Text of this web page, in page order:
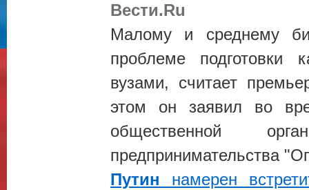
Вести.Ru
Малому и среднему
проблеме подготовки
вузами, считает
этом он заявил во
общественной
предпринимательства
Путин намерен